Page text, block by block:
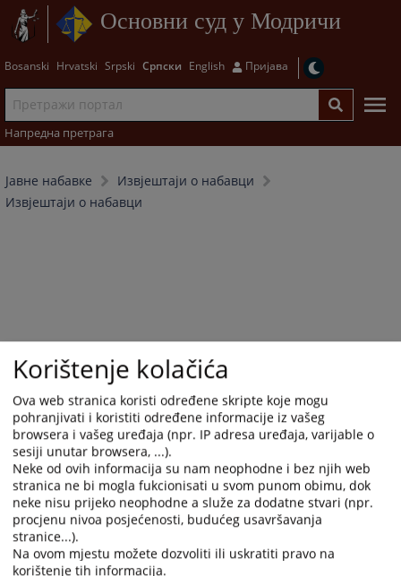
Основни суд у Модричи
Bosanski Hrvatski Srpski Српски English Пријава
Напредна претрага
Јавне набавке
Извјештаји о набавци
Извјештаји о набавци
Korištenje kolačića
Ova web stranica koristi određene skripte koje mogu
pohranjivati i koristiti određene informacije iz vašeg
browsera i vašeg uređaja (npr. IP adresa uređaja, varijable o
sesiji unutar browsera, ...).
Neke od ovih informacija su nam neophodne i bez njih web
stranica ne bi mogla fukcionisati u svom punom obimu, dok
neke nisu prijeko neophodne a služe za dodatne stvari (npr.
procjenu nivoa posjećenosti, budućeg usavršavanja
stranice...).
Na ovom mjestu možete dozvoliti ili uskratiti pravo na
korištenje tih informacija.